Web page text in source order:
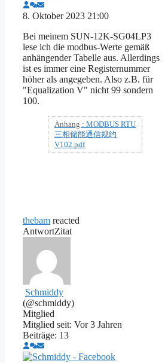
8. Oktober 2023 21:00
Bei meinem SUN-12K-SG04LP3
lese ich die modbus-Werte gemäß
anhängender Tabelle aus. Allerdings
ist es immer eine Registernummer
höher als angegeben. Also z.B. für
"Equalization V" nicht 99 sondern
100.
Anhang : MODBUS RTU
三相储能通信规约
V102.pdf
thebam reacted
AntwortZitat
Schmiddy
(@schmiddy)
Mitglied
Mitglied seit: Vor 3 Jahren
Beiträge: 13